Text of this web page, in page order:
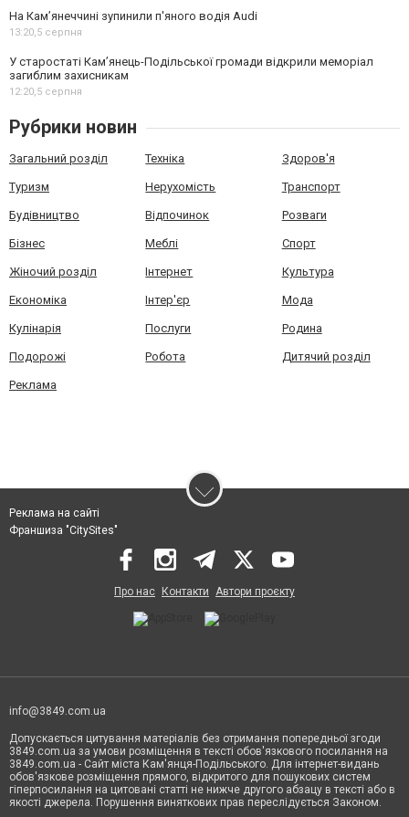
На Камʼянеччині зупинили п'яного водія Audi
13:20,5 серпня
У старостаті Кам’янець-Подільської громади відкрили меморіал
загиблим захисникам
12:20,5 серпня
Рубрики новин
Загальний розділ Техніка Здоров'я
Туризм Нерухомість Транспорт
Будівництво Відпочинок Розваги
Бізнес Меблі Спорт
Жіночий розділ Інтернет Культура
Економіка Інтер'єр Мода
Кулінарія Послуги Родина
Подорожі Робота Дитячий розділ
Реклама
Реклама на сайті
Франшиза "CitySites"
Про нас Контакти Автори проєкту
info@3849.com.ua
Допускається цитування матеріалів без отримання попередньої згоди
3849.com.ua за умови розміщення в тексті обов'язкового посилання на
3849.com.ua - Сайт міста Кам'янця-Подільського. Для інтернет-видань
обов'язкове розміщення прямого, відкритого для пошукових систем
гіперпосилання на цитовані статті не нижче другого абзацу в тексті або в
якості джерела. Порушення виняткових прав переслідується Законом.